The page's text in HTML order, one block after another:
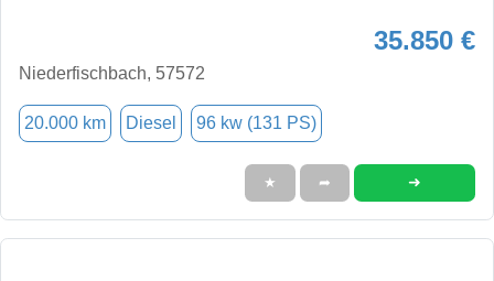
35.850 €
Niederfischbach, 57572
20.000 km Diesel 96 kw (131 PS)
★ ➦ ➜